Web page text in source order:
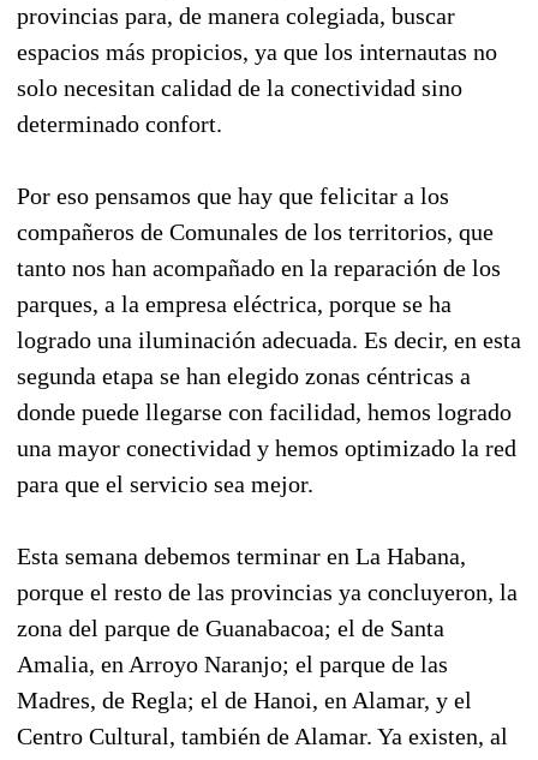
provincias para, de manera colegiada, buscar
espacios más propicios, ya que los internautas no
solo necesitan calidad de la conectividad sino
determinado confort.
Por eso pensamos que hay que felicitar a los
compañeros de Comunales de los territorios, que
tanto nos han acompañado en la reparación de los
parques, a la empresa eléctrica, porque se ha
logrado una iluminación adecuada. Es decir, en esta
segunda etapa se han elegido zonas céntricas a
donde puede llegarse con facilidad, hemos logrado
una mayor conectividad y hemos optimizado la red
para que el servicio sea mejor.
Esta semana debemos terminar en La Habana,
porque el resto de las provincias ya concluyeron, la
zona del parque de Guanabacoa; el de Santa
Amalia, en Arroyo Naranjo; el parque de las
Madres, de Regla; el de Hanoi, en Alamar, y el
Centro Cultural, también de Alamar. Ya existen, al